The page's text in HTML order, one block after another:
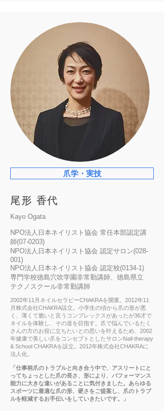
爪学・実技
尾形 香代
Kayo Ogata
NPO法人日本ネイリスト協会 常任本部認定講
師(07-0203)
NPO法人日本ネイリスト協会 認定サロン(028-
001)
NPO法人日本ネイリスト協会 認定校(0134-1)
専門学校徳島穴吹学園非常勤講師、徳島県立
テクノスクール非常勤講師
2002年11月ネイルセラピーCHAKRAを開業。2012年11
月株式会社CHAKRA設立。小学生の頃から爪の形が悪
く、薄くて脆いと言うコンプレックスがあったが36才で
ネイルを体験し、その道を目指す。爪で悩んでいるたく
さんの方のお役に立ちたいとの思いを叶えるため、2002
年健康で美しい爪をコンセプトとしたサロンNail-therapy
& School CHAKRAを設立。2012年株式会社CHAKRAに
法人化。
「仕事柄爪のトラブルと向き合う中で、アスリートにと
ってちょっとした爪の長さ、形により、パフォーマンス
能力に大きな違いがあることに気付きました。あらゆる
スポーツに最適な爪の形、硬さをご提案し、爪のトラブ
ルを軽減するお手伝いをしていきたいです。」